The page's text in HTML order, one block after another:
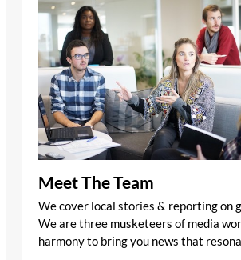
Meet The Team
We cover local stories & reporting on
We are three musketeers of media
harmony to bring you news that